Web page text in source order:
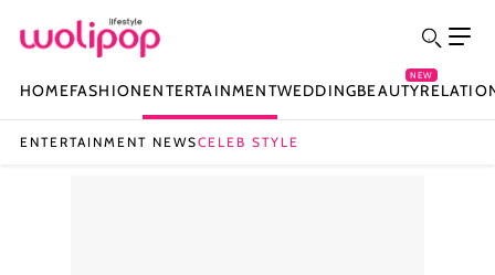
HOMEFASHIONENTERTAINMENTWEDDINGBEAUTY
NEW
ENTERTAINMENT NEWSCELEB STYLE